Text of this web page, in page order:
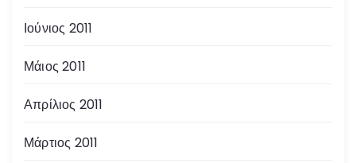
Ιούνιος 2011
Μάιος 2011
Απρίλιος 2011
Μάρτιος 2011